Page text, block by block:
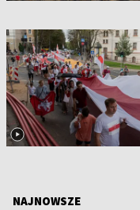
NAJNOWSZE